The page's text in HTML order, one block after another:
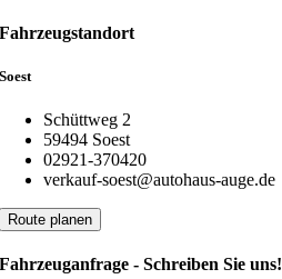
Fahrzeugstandort
Soest
Schüttweg 2
59494 Soest
02921-370420
verkauf-soest@autohaus-auge.de
Route planen
Fahrzeuganfrage - Schreiben Sie uns!